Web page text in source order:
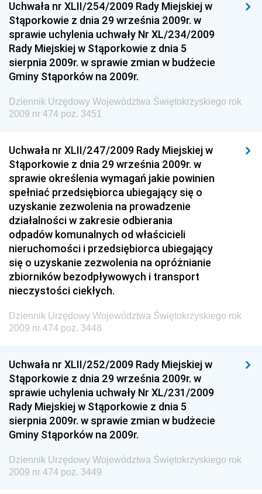
Dziennik Urzędowy Ministra Rozwoju
Dziennik Urzędowy Ministra Infrastruktury i
Budownictwa
Dziennik Urzędowy Ministra Gospodarki Morskiej i
Żeglugi Śródlądowej
Dziennik Urzędowy Ministra Energii
Dziennik Urzędowy Ministra Finansów
Dziennik Urzędowy Ministra Rozwoju i Finansów
Dziennik Urzędowy Wyższego Urzędu Górniczego
Dziennik Urzędowy Prezesa Urzędu Transportu
Kolejowego
Dziennik Urzędowy Ministra Przedsiębiorczości i
Technologii
Dziennik Urzędowy Ministra Inwestycji i Rozwoju
Dziennik Urzędowy Naczelnego Dyrektora Archiwów
Państwowych
Dziennik Urzędowy Ministra Finansów, Inwestycji i
Rozwoju
Dziennik Urzędowy Ministra Sportu
Dziennik Urzędowy Ministra Funduszy i Polityki
Regionalnej
Dziennik Urzędowy Ministra Aktywów Państwowych
Dziennik Urzędowy Ministra Zdrowia
Dziennik Urzędowy Ministra Środowiska i Głównego
Inspektora Ochrony Środowiska
Uchwała nr XLII/254/2009 Rady Miejskiej w
Stąporkowie z dnia 29 września 2009r. w
sprawie uchylenia uchwały Nr XL/234/2009
Rady Miejskiej w Stąporkowie z dnia 5
sierpnia 2009r. w sprawie zmian w budżecie
Gminy Stąporków na 2009r.
Dziennik Urzędowy Województwa Świętokrzyskiego rok
2009 nr 474 poz. 3451
Uchwała nr XLII/247/2009 Rady Miejskiej w
Stąporkowie z dnia 29 września 2009r. w
sprawie określenia wymagań jakie powinien
spełniać przedsiębiorca ubiegający się o
uzyskanie zezwolenia na prowadzenie
działalności w zakresie odbierania
odpadów komunalnych od właścicieli
nieruchomości i przedsiębiorca ubiegający
się o uzyskanie zezwolenia na opróżnianie
zbiorników bezodpływowych i transport
nieczystości ciekłych.
Dziennik Urzędowy Województwa Świętokrzyskiego rok
2009 nr 474 poz. 3448
Uchwała nr XLII/252/2009 Rady Miejskiej w
Stąporkowie z dnia 29 września 2009r. w
sprawie uchylenia uchwały Nr XL/231/2009
Rady Miejskiej w Stąporkowie z dnia 5
sierpnia 2009r. w sprawie zmian w budżecie
Gminy Stąporków na 2009r.
Dziennik Urzędowy Województwa Świętokrzyskiego rok
2009 nr 474 poz. 3449